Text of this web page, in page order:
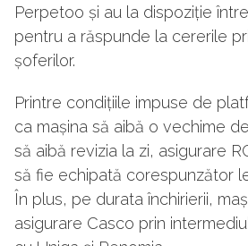
Perpetoo și au la dispoziție
pentru a răspunde la cererile
șoferilor.
Printre condițiile impuse de
ca mașina să aibă o vechime
să aibă revizia la zi, asigurare
să fie echipată corespunzător
În plus, pe durata închirierii,
asigurare Casco prin